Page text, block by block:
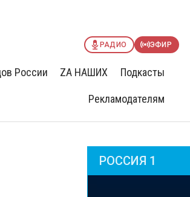
РАДИО ЭФИР
России ZА НАШИХ Подкасты
Рекламодателям
РОССИЯ 1